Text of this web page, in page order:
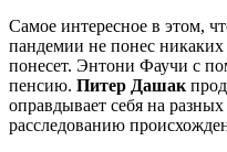
Самое интересное в этом,
пандемии не понес никаких
понесет. Энтони Фаучи с
пенсию. Питер Дашак
оправдывает себя на
расследованию